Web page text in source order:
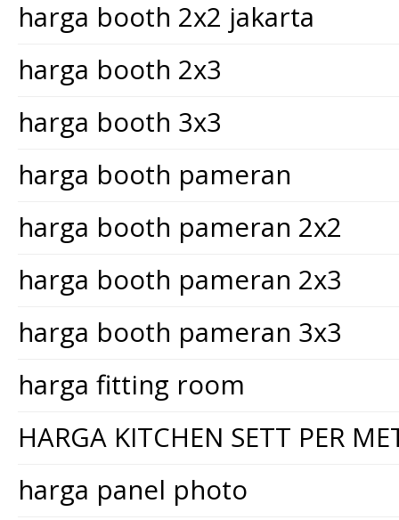
harga booth 2x2 jakarta
harga booth 2x3
harga booth 3x3
harga booth pameran
harga booth pameran 2x2
harga booth pameran 2x3
harga booth pameran 3x3
harga fitting room
HARGA KITCHEN SETT PER
harga panel photo